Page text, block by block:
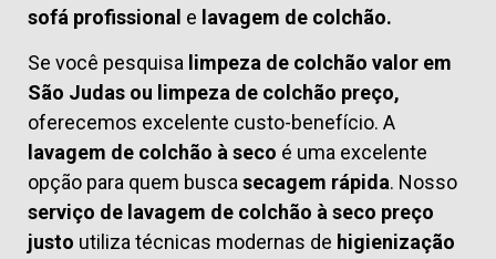
sofá profissional e lavagem de colchão.
Se você pesquisa limpeza de colchão valor em
São Judas ou limpeza de colchão preço,
oferecemos excelente custo-benefício. A
lavagem de colchão à seco é uma excelente
opção para quem busca secagem rápida. Nosso
serviço de lavagem de colchão à seco preço
justo utiliza técnicas modernas de higienização